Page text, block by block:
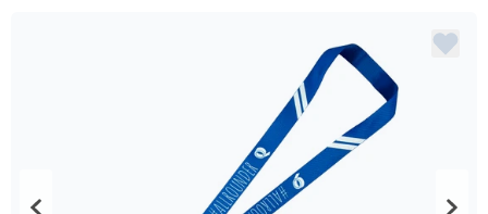
99,96 € 1,00 €*/1Stück